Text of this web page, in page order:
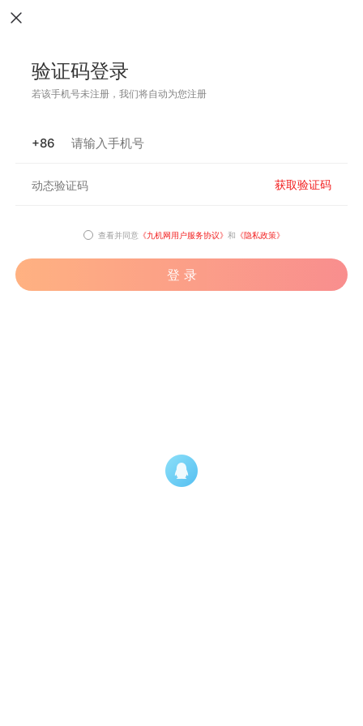
验证码登录
若该手机号未注册，我们将自动为您注册
+86
获取验证码
查看并同意 《九机网用户服务协议》 和 《隐私政策》
登 录